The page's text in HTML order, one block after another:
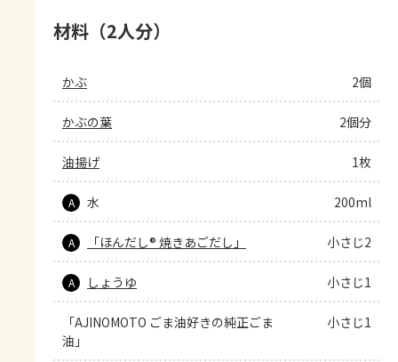
材料（2人分）
かぶ 2個
かぶの葉 2個分
油揚げ 1枚
A 水 200ml
A 「ほんだし® 焼きあごだし」 小さじ2
A しょうゆ 小さじ1
「AJINOMOTO ごま油好きの純正ごま
油」
小さじ1